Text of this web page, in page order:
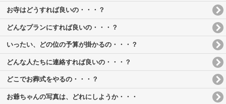
お寺はどうすれば良いの・・・？
どんなプランにすれば良いの・・・？
いったい、どの位の予算が掛かるの・・・？
どんな人たちに連絡すれば良いの・・・？
どこでお葬式をやるの・・・？
お爺ちゃんの写真は、どれにしようか・・・